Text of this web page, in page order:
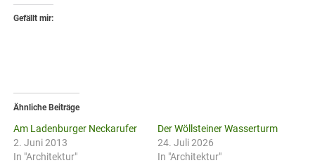
Gefällt mir:
Ähnliche Beiträge
Am Ladenburger Neckarufer
2. Juni 2013
In "Architektur"
Der Wöllsteiner Wasserturm
24. Juli 2026
In "Architektur"